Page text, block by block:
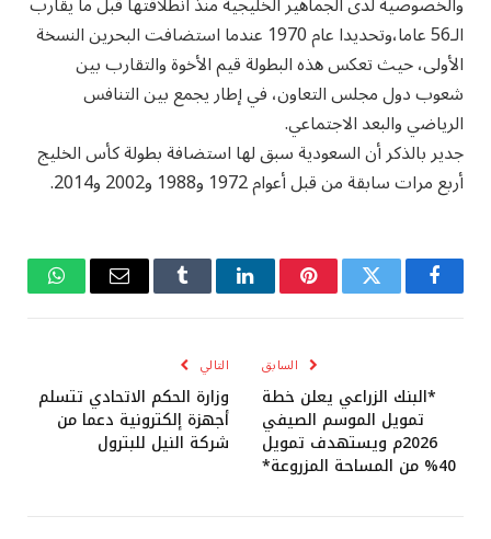
الـ56 عاما،وتحديدا عام 1970 عندما استضافت البحرين النسخة
الأولى، حيث تعكس هذه البطولة قيم الأخوة والتقارب بين
شعوب دول مجلس التعاون، في إطار يجمع بين التنافس
الرياضي والبعد الاجتماعي.
جدير بالذكر أن السعودية سبق لها استضافة بطولة كأس الخليج
أربع مرات سابقة من قبل أعوام 1972 و1988 و2002 و2014.
فيسبوكتويتر بينتيريستلينكدإن Tumblr البريد
السابق
*البنك الزراعي يعلن خطة
تمويل الموسم الصيفي
2026م ويستهدف تمويل
40% من المساحة المزروعة*
التالي
وزارة الحكم الاتحادي تتسلم
أجهزة إلكترونية دعما من
شركة النيل للبترول